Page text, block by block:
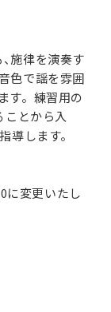
施律を演奏す
色で謡を雰囲
す。練習用の
ことから入
導します。
に変更いたし